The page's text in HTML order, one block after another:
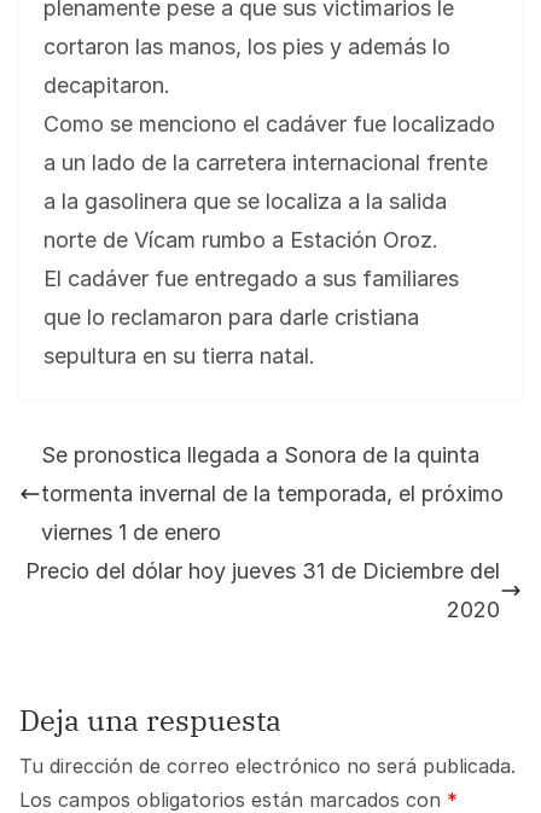
plenamente pese a que sus victimarios le
cortaron las manos, los pies y además lo
decapitaron.
Como se menciono el cadáver fue localizado
a un lado de la carretera internacional frente
a la gasolinera que se localiza a la salida
norte de Vícam rumbo a Estación Oroz.
El cadáver fue entregado a sus familiares
que lo reclamaron para darle cristiana
sepultura en su tierra natal.
Se pronostica llegada a Sonora de la quinta
tormenta invernal de la temporada, el próximo
viernes 1 de enero
Precio del dólar hoy jueves 31 de Diciembre del
2020
Deja una respuesta
Tu dirección de correo electrónico no será publicada.
Los campos obligatorios están marcados con *